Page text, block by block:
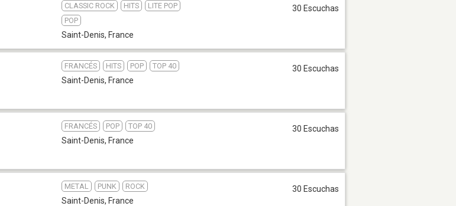
CLASSIC ROCK HITS
LITE POP
POP
Saint-Denis, France
30 Escuchas
FRANCÉS HITS POP TOP 40
Saint-Denis, France
30 Escuchas
FRANCÉS POP TOP 40
Saint-Denis, France
30 Escuchas
METAL PUNK ROCK
Saint-Denis, France
30 Escuchas